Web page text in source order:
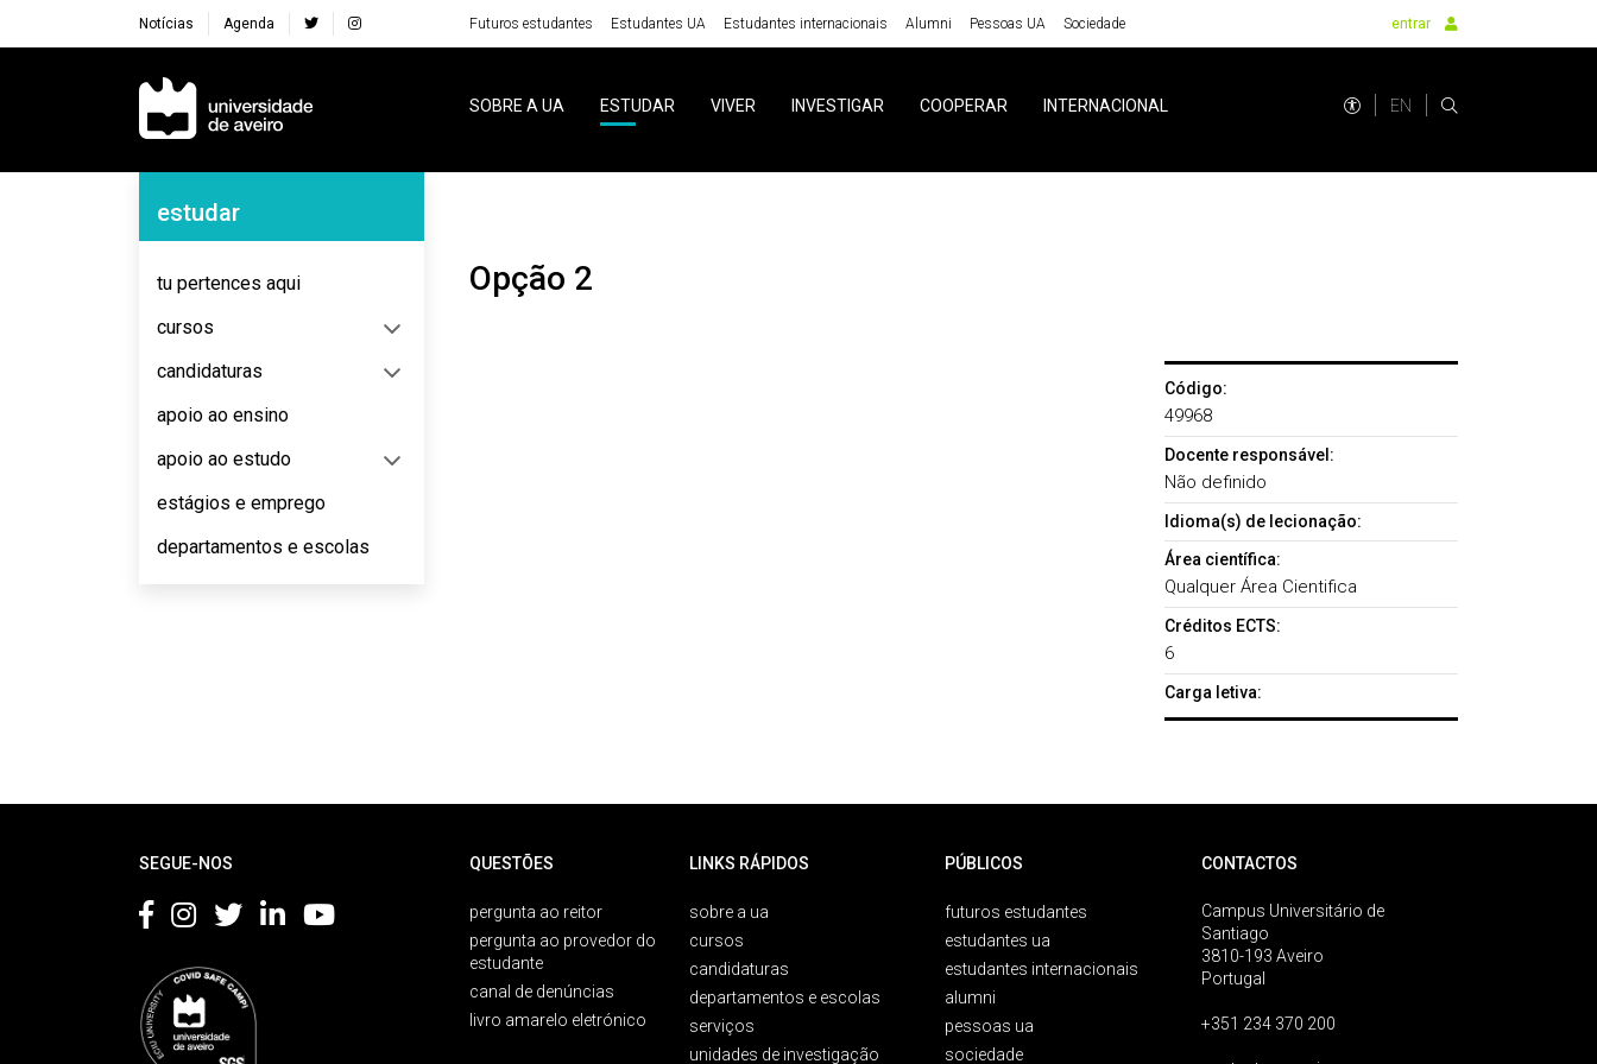
Notícias Agenda Futuros estudantes Estudantes UA Estudantes internacionais Alumni Pessoas UA Sociedade entrar
Navegação Principal
SOBRE A UA ESTUDAR VIVER INVESTIGAR COOPERAR INTERNACIONAL EN
Navegação Lateral
estudar
tu pertences aqui
cursos
candidaturas
apoio ao ensino
apoio ao estudo
estágios e emprego
departamentos e escolas
Opção 2
Código:
49968
Docente responsável:
Não definido
Idioma(s) de lecionação:
Área científica:
Qualquer Área Cientifica
Créditos ECTS:
6
Carga letiva:
SEGUE-NOS QUESTÕES
pergunta ao reitor
pergunta ao provedor do
estudante
canal de denúncias
livro amarelo eletrónico
LINKS RÁPIDOS
sobre a ua
cursos
candidaturas
departamentos e escolas
serviços
unidades de investigação
PÚBLICOS
futuros estudantes
estudantes ua
estudantes internacionais
alumni
pessoas ua
sociedade
CONTACTOS
Campus Universitário de
Santiago
3810-193 Aveiro
Portugal
+351 234 370 200